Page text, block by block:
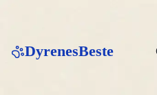
DyrenesBeste